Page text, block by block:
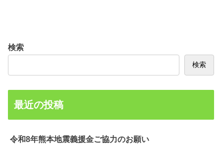
検索
検索
最近の投稿
令和8年熊本地震義援金ご協力のお願い